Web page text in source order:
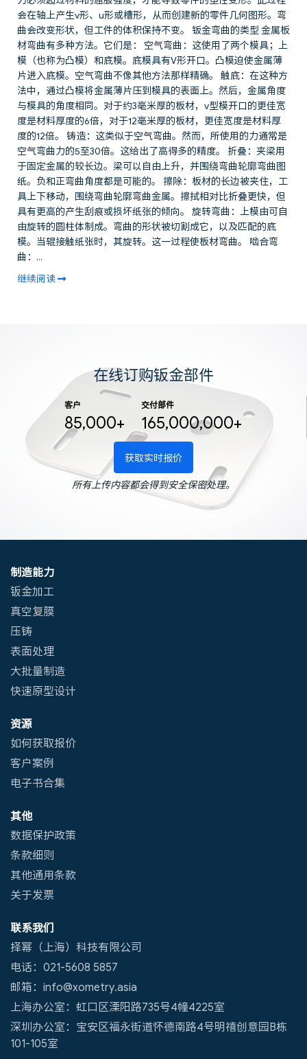
会在轴上产生v形、u形或槽形，从而创建新的零件几何图形。弯
曲会改变形状，但工件的体积保持不变。 钣金弯曲的类型 金属板
材弯曲有多种方法。它们是： 空气弯曲：这使用了两个模具；上
模（也称为凸模）和底模。底模具有V形开口。凸模迫使金属薄
片进入底模。空气弯曲不像其他方法那样精确。 触底：在这种方
法中，通过凸模将金属薄片压到模具的表面上。然后，金属角度
与模具的角度相同。对于约3毫米厚的板材，v型模开口的更佳宽
度是材料厚度的6倍，对于12毫米厚的板材，更佳宽度是材料厚
度的12倍。 铸造：这类似于空气弯曲。然而，所使用的力通常是
空气弯曲力的5至30倍。这给出了高得多的精度。 折叠：夹梁用
于固定金属的较长边。梁可以自由上升，并围绕弯曲轮廓弯曲图
纸。负和正弯曲角度都是可能的。 擦除：板材的长边被夹住，工
具上下移动，围绕弯曲轮廓弯曲金属。擦拭相对比折叠更快，但
具有更高的产生刮痕或损坏纸张的倾向。 旋转弯曲：上模由可自
由旋转的圆柱体制成。弯曲的形状被切割成它，以及匹配的底
模。当辊接触纸张时，其旋转。这一过程使板材弯曲。 啮合弯
曲：...
继续阅读
在线订购钣金部件
客户
85,000+
交付部件
165,000,000+
获取实时报价
所有上传内容都会得到安全保密处理。
制造能力
钣金加工
真空复膜
压铸
表面处理
大批量制造
快速原型设计
资源
如何获取报价
客户案例
电子书合集
其他
数据保护政策
条款细则
其他通用条款
关于发票
联系我们
择幂（上海）科技有限公司
电话：021-5608 5857
邮箱：info@xometry.asia
上海办公室：虹口区溧阳路735号4幢4225室
深圳办公室：宝安区福永街道怀德南路4号明禧创意园B栋
101-105室